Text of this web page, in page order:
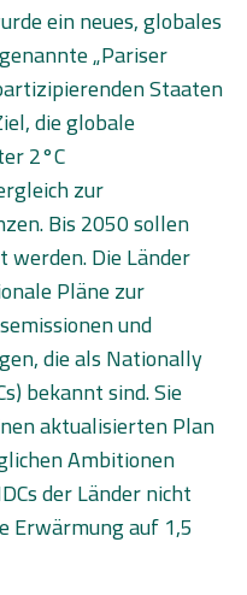
ein neues, globales
„Pariser
Staaten
die globale
2°C
zur
Bis 2050 sollen
Die Länder
Pläne zur
und
die als Nationally
bekannt sind. Sie
aktualisierten Plan
Ambitionen
der Länder nicht
Erwärmung auf 1,5